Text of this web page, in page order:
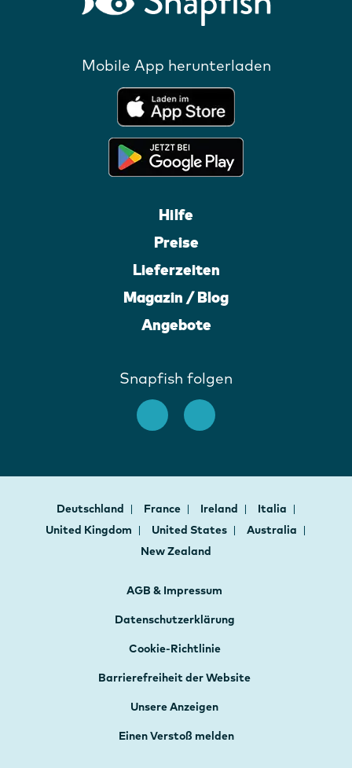
Mobile App herunterladen
Hilfe
Preise
Lieferzeiten
Magazin / Blog
Angebote
Snapfish folgen
Deutschland France Ireland
Italia
United Kingdom
United States
Australia
New Zealand
AGB & Impressum
Datenschutzerklärung
Cookie-Richtlinie
Barrierefreiheit der Website
Unsere Anzeigen
Einen Verstoß melden